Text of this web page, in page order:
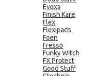
Evoxa
Finish Kare
Flex
Flexipads
Foen
Fresso
Funky Witch
FX Protect
Good Stuff